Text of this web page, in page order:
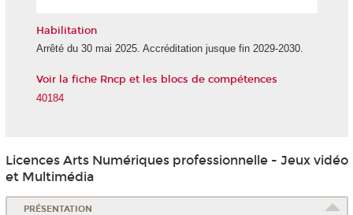
Habilitation
Arrêté du 30 mai 2025. Accréditation jusque fin 2029-2030.
Voir la fiche Rncp et les blocs de compétences
40184
Licences Arts Numériques professionnelle - Jeux vidéo
et Multimédia
PRÉSENTATION